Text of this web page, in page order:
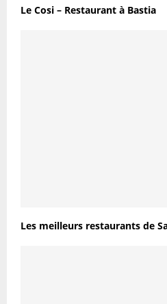
Le Cosi – Restaurant à Bastia
Les meilleurs restaurants de